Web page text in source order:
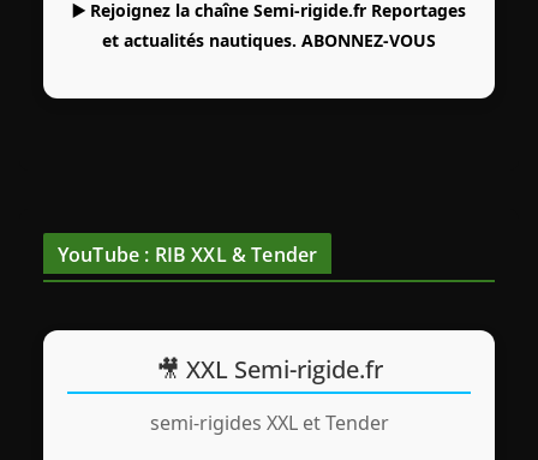
▶️ Rejoignez la chaîne Semi-rigide.fr Reportages
et actualités nautiques. ABONNEZ-VOUS
YouTube : RIB XXL & Tender
🎥 XXL Semi-rigide.fr
semi-rigides XXL et Tender